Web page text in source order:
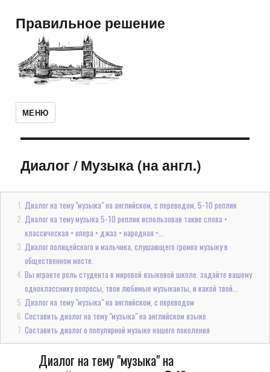
Правильное решение
МЕНЮ
Диалог/Музыка (на англ.)
Диалог на тему "музыка" на английском, с переводом, 5-10 реплик
Диалог на тему музыка 5-10 реплик использовав такие слова •
классическая • опера • джаз • народная •...
Диалог полицейского и мальчика, слушающего громко музыку в
общественном месте.
Вы играете роль студента в мировой языковой школе. задайте вашему
однокласснику вопросы, твои любимые музыканты, и какой твой...
Диалог на тему "музыка" на английском, с переводом
Составить диалог на тему "музыка" на английском языке
Составить диалог о популярной музыке нашего поколения
Диалог на тему "музыка" на